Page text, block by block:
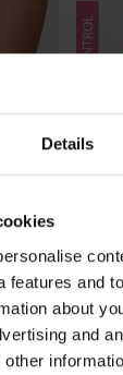
Details
features and
about
and